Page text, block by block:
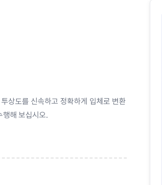
상도를 신속하고 정확하게 입체로 변환
해 보십시오.